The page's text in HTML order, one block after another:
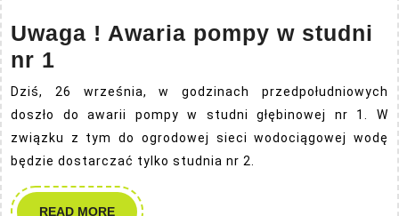
Uwaga ! Awaria pompy w studni
nr 1
!
Awaria
pompy
w
studni
Dziś, 26 września, w godzinach przedpołudniowych
doszło do awarii pompy w studni głębinowej nr 1. W
związku z tym do ogrodowej sieci wodociągowej wodę
będzie dostarczać tylko studnia nr 2.
READ MOREREAD